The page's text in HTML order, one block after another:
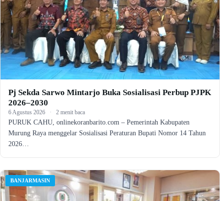
Pj Sekda Sarwo Mintarjo Buka Sosialisasi Perbup PJPK
2026–2030
6 Agustus 2026 · 2 menit baca
PURUK CAHU, onlinekoranbarito.com – Pemerintah Kabupaten
Murung Raya menggelar Sosialisasi Peraturan Bupati Nomor 14 Tahun
2026…
BANJARMASIN